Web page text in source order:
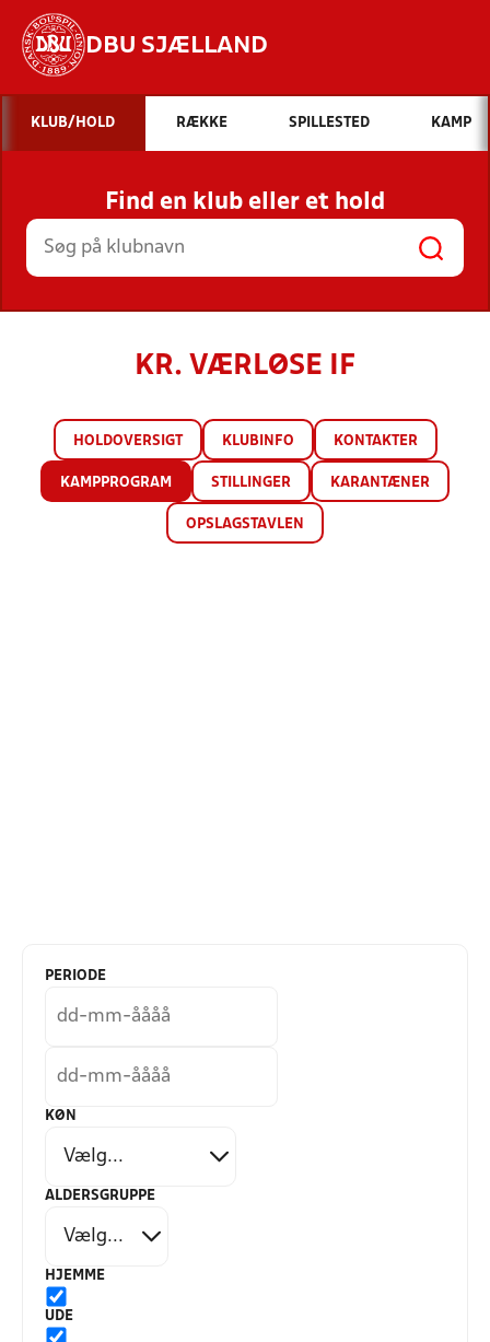
DBU SJÆLLAND
Hvad vil du søge efter?
INDHOLD OG NYHEDER
STILLINGER, RESULTATER, KLUBBER OG
HOLD
KLUB/HOLD RÆKKE SPILLESTED KAMP
Find en klub eller et hold
KR. VÆRLØSE IF
HOLDOVERSIGT KLUBINFO KONTAKTER
KAMPPROGRAM STILLINGER KARANTÆNER
OPSLAGSTAVLEN
PERIODE
KØN
ALDERSGRUPPE
HJEMME
UDE